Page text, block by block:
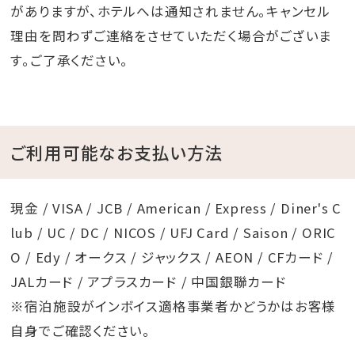
がありますが、ホテルへは通知されません。キャンセル
理由を問わずご連絡をさせていただく場合がございま
す。ご了承ください。
ご利用可能なお支払い方法
現金 / VISA / JCB / American / Express / Diner's C
lub / UC / DC / NICOS / UFJ Card / Saison / ORIC
O / Edy / オークス / ジャックス / AEON / CFカード /
JALカード / アプラスカード / 中国銀聯カード
※宿泊施設がインボイス適格事業者かどうかはお客様
自身でご確認ください。